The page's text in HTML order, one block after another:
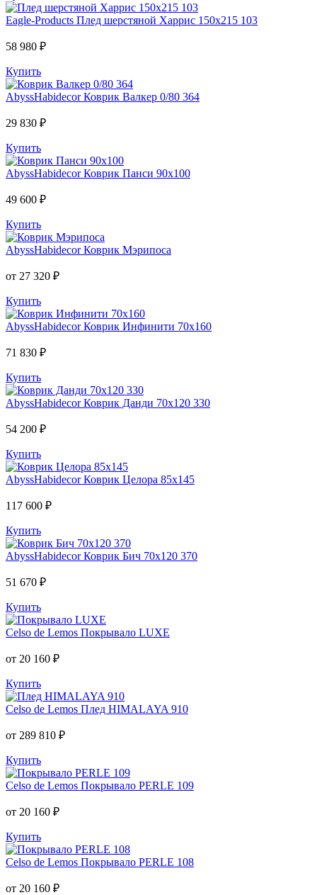
Eagle-Products Плед шерстяной Харрис 150х215 103
58 980 ₽
Купить
AbyssHabidecor Коврик Валкер 0/80 364
29 830 ₽
Купить
AbyssHabidecor Коврик Панси 90х100
49 600 ₽
Купить
AbyssHabidecor Коврик Мэрипоса
от 27 320 ₽
Купить
AbyssHabidecor Коврик Инфинити 70х160
71 830 ₽
Купить
AbyssHabidecor Коврик Данди 70х120 330
54 200 ₽
Купить
AbyssHabidecor Коврик Целора 85х145
117 600 ₽
Купить
AbyssHabidecor Коврик Бич 70х120 370
51 670 ₽
Купить
Celso de Lemos Покрывало LUXE
от 20 160 ₽
Купить
Celso de Lemos Плед HIMALAYA 910
от 289 810 ₽
Купить
Celso de Lemos Покрывало PERLE 109
от 20 160 ₽
Купить
Celso de Lemos Покрывало PERLE 108
от 20 160 ₽